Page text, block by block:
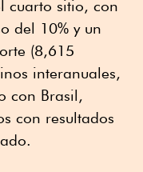
cuarto sitio, con
del 10% y un
(8,615
interanuales,
con Brasil,
con resultados